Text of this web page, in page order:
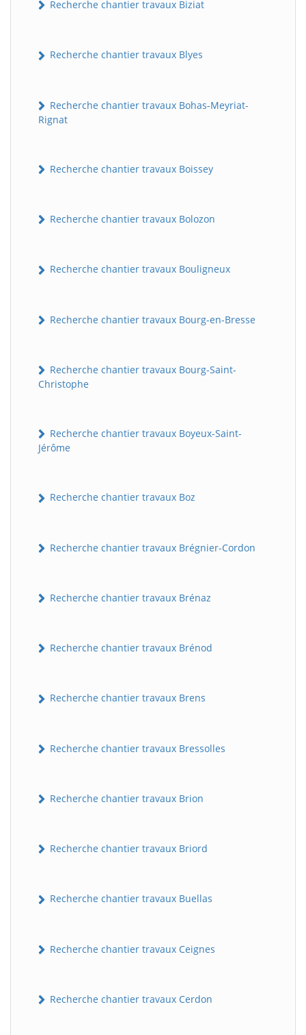
Recherche chantier travaux Biziat
Recherche chantier travaux Blyes
Recherche chantier travaux Bohas-Meyriat-
Rignat
Recherche chantier travaux Boissey
Recherche chantier travaux Bolozon
Recherche chantier travaux Bouligneux
Recherche chantier travaux Bourg-en-Bresse
Recherche chantier travaux Bourg-Saint-
Christophe
Recherche chantier travaux Boyeux-Saint-
Jérôme
Recherche chantier travaux Boz
Recherche chantier travaux Brégnier-Cordon
Recherche chantier travaux Brénaz
Recherche chantier travaux Brénod
Recherche chantier travaux Brens
Recherche chantier travaux Bressolles
Recherche chantier travaux Brion
Recherche chantier travaux Briord
Recherche chantier travaux Buellas
Recherche chantier travaux Ceignes
Recherche chantier travaux Cerdon